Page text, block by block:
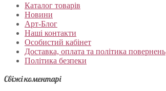
Каталог товарів
Новини
Арт-Блог
Наші контакти
Особистий кабінет
Доставка, оплата та політика повернень
Політика безпеки
Свіжі коментарі